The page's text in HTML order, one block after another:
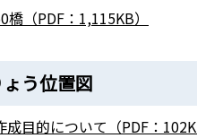
（PDF：1,115KB）
ょう位置図
目的について（PDF：